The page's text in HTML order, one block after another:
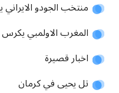
منتخب الجودو الايراني يحصد 4
المغرب الاولمبي يكرس
اخبار قصيرة
تل يحيى في كرمان